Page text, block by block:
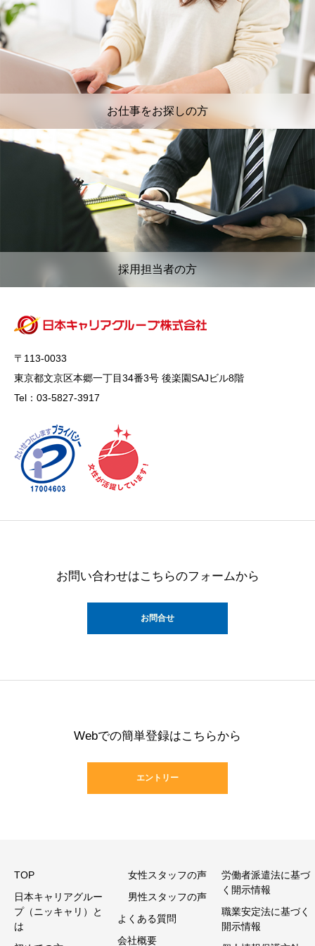
お仕事をお探しの方
採用担当者の方
〒113-0033
東京都文京区本郷一丁目34番3号 後楽園SAJビル8階
Tel：03-5827-3917
お問い合わせはこちらのフォームから
お問合せ
Webでの簡単登録はこちらから
エントリー
TOP
日本キャリアグルー
プ（ニッキャリ）と
は
女性スタッフの声
男性スタッフの声
よくある質問
会社概要
労働者派遣法に基づ
く開示情報
職業安定法に基づく
開示情報